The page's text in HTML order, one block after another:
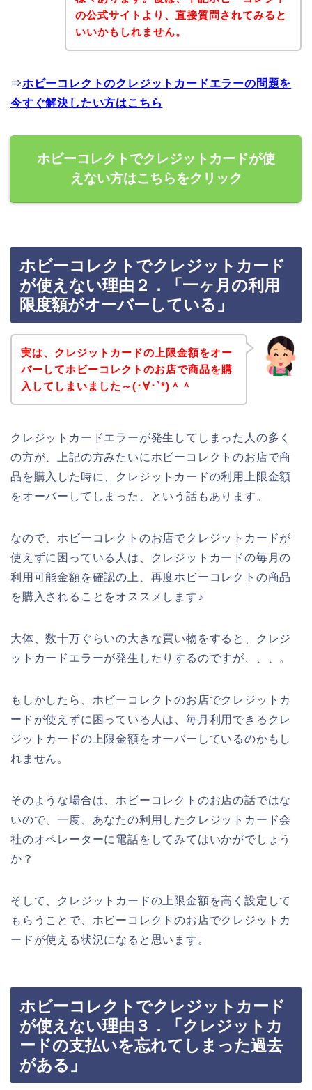
の公式サイトより、直接質問されてみると
いいかもしれません。
⇒ホビーコレクトのクレジットカードエラーの問題を
今すぐ解決したい方はこちら
ホビーコレクトでクレジットカードが使
えない方はこちらをクリック
ホビーコレクトでクレジットカード
が使えない理由２．「一ヶ月の利用
限度額がオーバーしている」
実は、クレジットカードの上限金額をオー
バーしてホビーコレクトのお店で商品を購
入してしまいました～(･∀･`*)＾＾
クレジットカードエラーが発生してしまった人の多く
の方が、上記の方みたいにホビーコレクトのお店で商
品を購入した時に、クレジットカードの利用上限金額
をオーバーしてしまった、という話もあります。
なので、ホビーコレクトのお店でクレジットカードが
使えずに困っている人は、クレジットカードの毎月の
利用可能金額を確認の上、再度ホビーコレクトの商品
を購入されることをオススメします♪
大体、数十万ぐらいの大きな買い物をすると、クレジ
ットカードエラーが発生したりするのですが、、、。
もしかしたら、ホビーコレクトのお店でクレジットカ
ードが使えずに困っている人は、毎月利用できるクレ
ジットカードの上限金額をオーバーしているのかもし
れません。
そのような場合は、ホビーコレクトのお店の話ではな
いので、一度、あなたの利用したクレジットカード会
社のオペレーターに電話をしてみてはいかがでしょう
か？
そして、クレジットカードの上限金額を高く設定して
もらうことで、ホビーコレクトのお店でクレジットカ
ードが使える状況になると思います。
ホビーコレクトでクレジットカード
が使えない理由３．「クレジットカ
ードの支払いを忘れてしまった過去
がある」